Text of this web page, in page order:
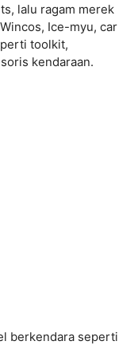
lalu ragam merek
Ice-myu, car
toolkit,
kendaraan.
berkendara seperti